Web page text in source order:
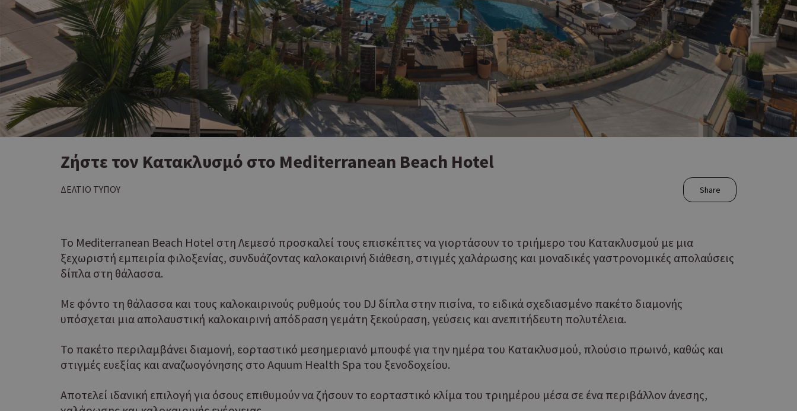
Ζήστε τον Κατακλυσμό στο Mediterranean Beach Hotel
ΔΕΛΤΙΟ ΤΥΠΟΥ Share
Το Mediterranean Beach Hotel στη Λεμεσό προσκαλεί τους επισκέπτες να γιορτάσουν το τριήμερο του Κατακλυσμού με μια
ξεχωριστή εμπειρία φιλοξενίας, συνδυάζοντας καλοκαιρινή διάθεση, στιγμές χαλάρωσης και μοναδικές γαστρονομικές απολαύσεις
δίπλα στη θάλασσα.
Με φόντο τη θάλασσα και τους καλοκαιρινούς ρυθμούς του DJ δίπλα στην πισίνα, το ειδικά σχεδιασμένο πακέτο διαμονής
υπόσχεται μια απολαυστική καλοκαιρινή απόδραση γεμάτη ξεκούραση, γεύσεις και ανεπιτήδευτη πολυτέλεια.
Το πακέτο περιλαμβάνει διαμονή, εορταστικό μεσημεριανό μπουφέ για την ημέρα του Κατακλυσμού, πλούσιο πρωινό, καθώς και
στιγμές ευεξίας και αναζωογόνησης στο Aquum Health Spa του ξενοδοχείου.
Αποτελεί ιδανική επιλογή για όσους επιθυμούν να ζήσουν το εορταστικό κλίμα του τριημέρου μέσα σε ένα περιβάλλον άνεσης,